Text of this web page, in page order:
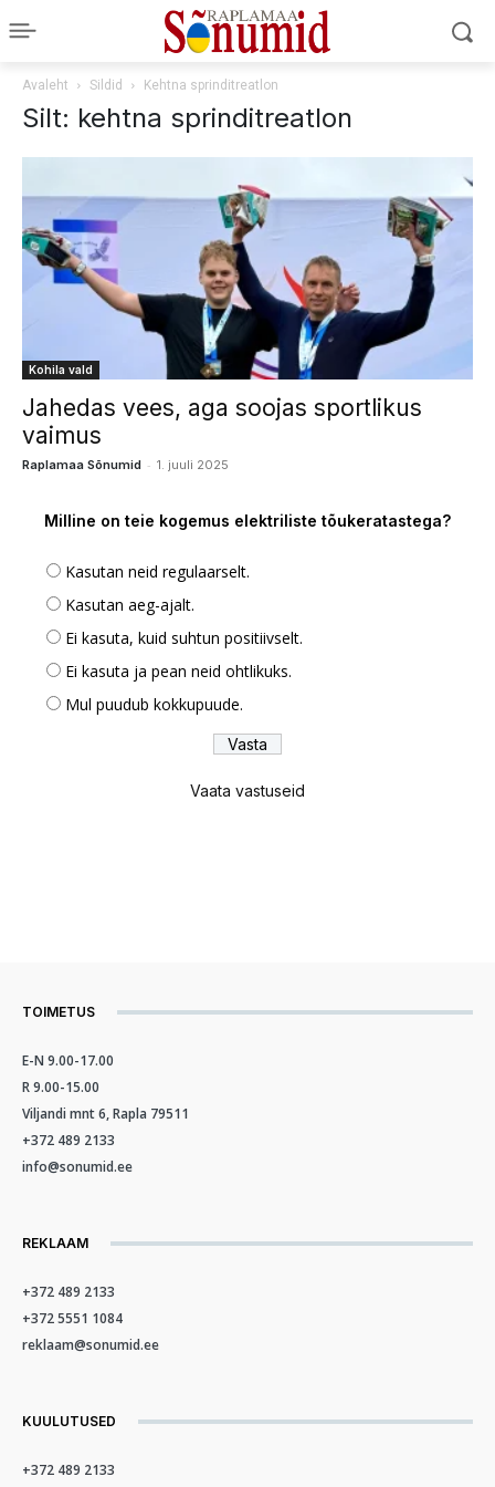
Avaleht Sildid Kehtna sprinditreatlon
Silt: kehtna sprinditreatlon
Kohila vald
Jahedas vees, aga soojas sportlikus
vaimus
Raplamaa Sõnumid - 1. juuli 2025
Milline on teie kogemus elektriliste tõukeratastega?
Kasutan neid regulaarselt.
Kasutan aeg-ajalt.
Ei kasuta, kuid suhtun positiivselt.
Ei kasuta ja pean neid ohtlikuks.
Mul puudub kokkupuude.
Vaata vastuseid
TOIMETUS
E-N 9.00-17.00
R 9.00-15.00
Viljandi mnt 6, Rapla 79511
+372 489 2133
info@sonumid.ee
REKLAAM
+372 489 2133
+372 5551 1084
reklaam@sonumid.ee
KUULUTUSED
+372 489 2133